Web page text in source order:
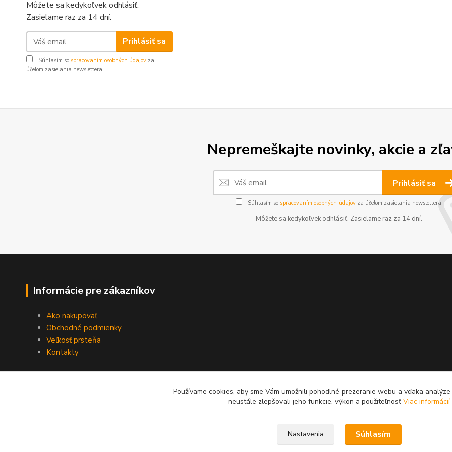
Môžete sa kedykoľvek odhlásiť.
Zasielame raz za 14 dní.
Prihlásiť sa
Súhlasím so spracovaním osobných údajov za
účelom zasielania newslettera.
Nepremeškajte novinky, akcie a
Prihlásiť sa
Súhlasím so spracovaním osobných údajovza účelom zasielania newslettera.
Môžete sa kedykoľvek odhlásiť. Zasielame raz za 14 dní.
Informácie pre zákazníkov
Ako nakupovať
Obchodné podmienky
Veľkosť prsteňa
Kontakty
Používame cookies, aby sme Vám umožnili pohodlné prezeranie webu a vďaka
neustále zlepšovali jeho funkcie, výkon a použiteľnosť Viac informácií
Nastavenia Súhlasím